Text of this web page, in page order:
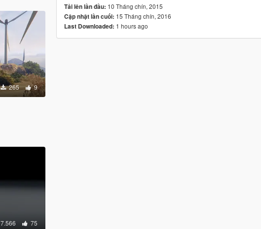
265 9
7.566 75
Tải lên lần đầu: 10 Tháng chín, 2015
Cập nhật lần cuối: 15 Tháng chín, 2016
Last Downloaded: 1 hours ago